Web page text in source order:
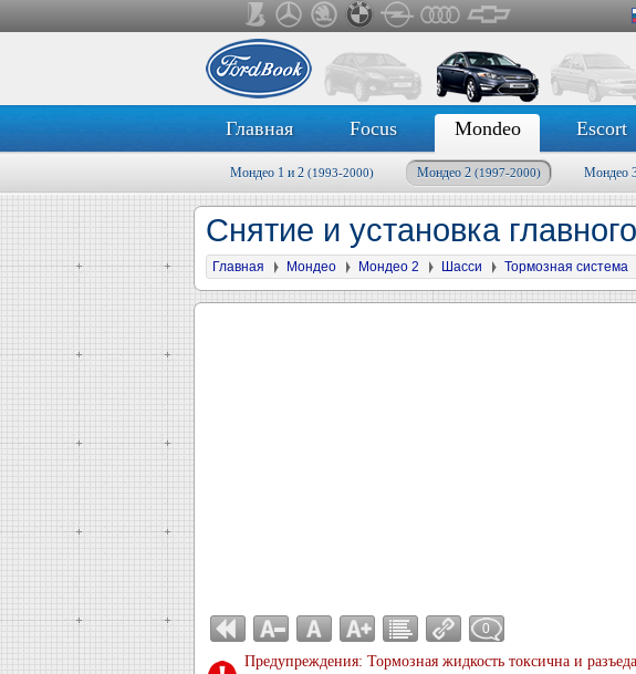
Главная Focus Mondeo Escort
Мондео 1 и 2 (1993-2000) Мондео 2 (1997-2000) Мондео
Снятие и установка
Главная Мондео Мондео 2 Шасси Тормозная система
0
Предупреждения: Тормозная жидкость токсична и